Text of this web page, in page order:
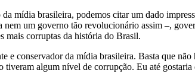
mídia brasileira, podemos citar um dado
nem um governo tão revolucionário assim –,
mais corruptas da história do Brasil.
e conservador da mídia brasileira. Basta que
tiveram algum nível de corrupção. Eu até